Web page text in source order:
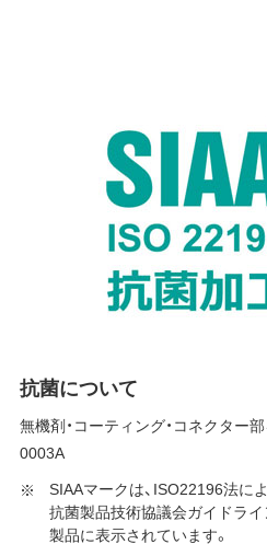
抗菌について
無機剤・コーティング・コネクター
0003A
SIAAマークは、ISO22196法に
抗菌製品技術協議会ガイドラ
製品に表示されています。